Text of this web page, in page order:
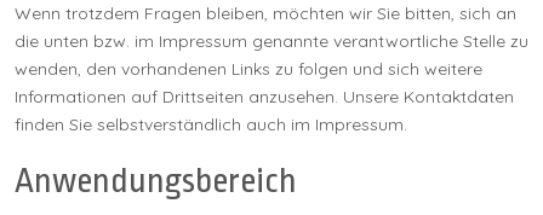
Wenn trotzdem Fragen bleiben, möchten wir Sie bitten, sich an
die unten bzw. im Impressum genannte verantwortliche Stelle zu
wenden, den vorhandenen Links zu folgen und sich weitere
Informationen auf Drittseiten anzusehen. Unsere Kontaktdaten
finden Sie selbstverständlich auch im Impressum.
Anwendungsbereich